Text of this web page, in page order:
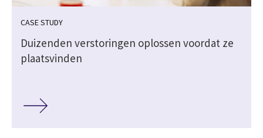
CASE STUDY
Duizenden verstoringen oplossen voordat ze
plaatsvinden